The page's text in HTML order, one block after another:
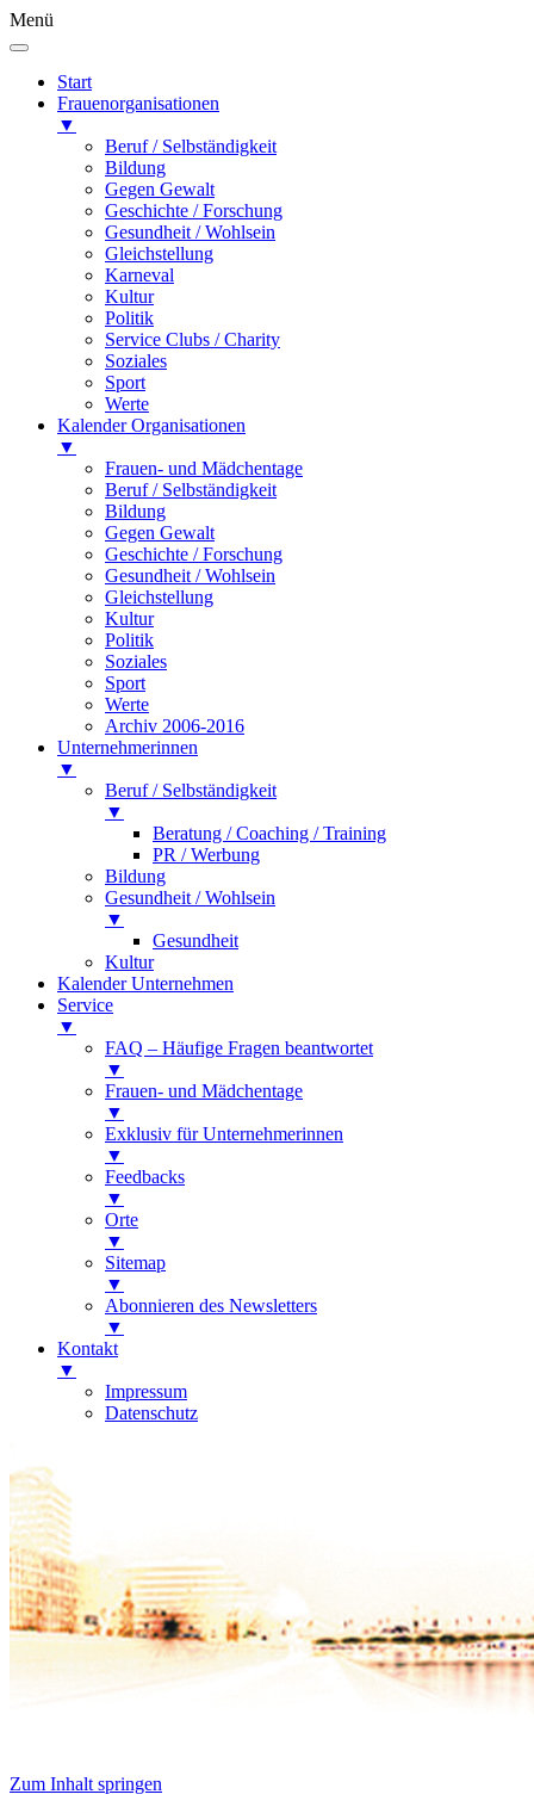
Menü
Start
Frauenorganisationen
▼
Beruf / Selbständigkeit
Bildung
Gegen Gewalt
Geschichte / Forschung
Gesundheit / Wohlsein
Gleichstellung
Karneval
Kultur
Politik
Service Clubs / Charity
Soziales
Sport
Werte
Kalender Organisationen
▼
Frauen- und Mädchentage
Beruf / Selbständigkeit
Bildung
Gegen Gewalt
Geschichte / Forschung
Gesundheit / Wohlsein
Gleichstellung
Kultur
Politik
Soziales
Sport
Werte
Archiv 2006-2016
Unternehmerinnen
▼
Beruf / Selbständigkeit
▼
Beratung / Coaching / Training
PR / Werbung
Bildung
Gesundheit / Wohlsein
▼
Gesundheit
Kultur
Kalender Unternehmen
Service
▼
FAQ – Häufige Fragen beantwortet
▼
Frauen- und Mädchentage
▼
Exklusiv für Unternehmerinnen
▼
Feedbacks
▼
Orte
▼
Sitemap
▼
Abonnieren des Newsletters
▼
Kontakt
▼
Impressum
Datenschutz
Kölner Frauenportal
Veranstaltungen für Kölnerinnen,
Frauennetzwerke, Unternehmerinnen,
Frauenkalender, Newsletter
Zum Inhalt springen